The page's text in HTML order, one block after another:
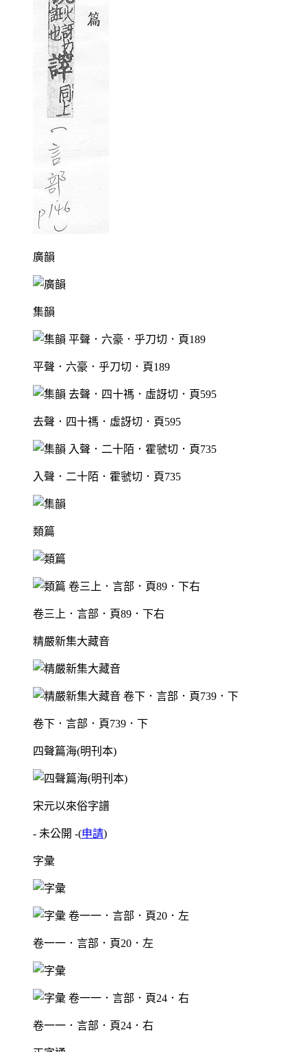
廣韻
集韻
平聲．六豪．乎刀切．頁189
去聲．四十禡．虛訝切．頁595
入聲．二十陌．霍虢切．頁735
類篇
卷三上．言部．頁89．下右
精嚴新集大藏音
卷下．言部．頁739．下
四聲篇海(明刊本)
宋元以來俗字譜
- 未公開 -(申請)
字彙
卷一一．言部．頁20．左
卷一一．言部．頁24．右